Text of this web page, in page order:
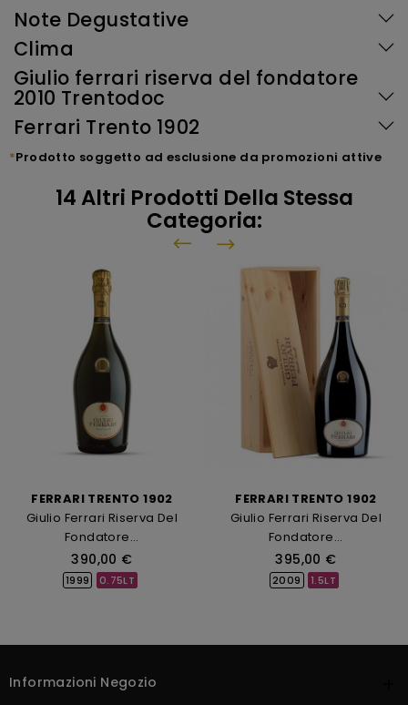
Note Degustative
Clima
Giulio ferrari riserva del fondatore
2010 Trentodoc
Ferrari Trento 1902
*Prodotto soggetto ad esclusione da promozioni attive
14 Altri Prodotti Della Stessa
Categoria:
FERRARI TRENTO 1902
Giulio Ferrari Riserva Del
Fondatore...
Prezzo
390,00 €
1999 0.75LT
FERRARI TRENTO 1902
Giulio Ferrari Riserva Del
Fondatore...
Prezzo
395,00 €
2009 1.5LT
Informazioni Negozio